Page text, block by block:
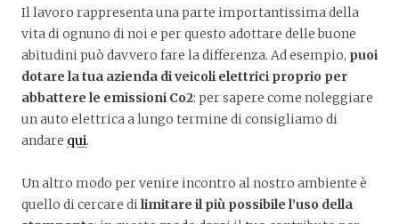
Il lavoro rappresenta una parte importantissima della
vita di ognuno di noi e per questo adottare delle buone
abitudini può davvero fare la differenza. Ad esempio, puoi
dotare la tua azienda di veicoli elettrici proprio per
abbattere le emissioni Co2: per sapere come noleggiare
un auto elettrica a lungo termine di consigliamo di
andare qui.
Un altro modo per venire incontro al nostro ambiente è
quello di cercare dilimitare il più possibile l’uso della